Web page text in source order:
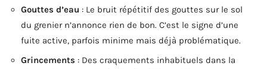
Gouttes d’eau : Le bruit répétitif des gouttes sur le sol
du grenier n’annonce rien de bon. C’est le signe d’une
fuite active, parfois minime mais déjà problématique.
Grincements : Des craquements inhabituels dans la